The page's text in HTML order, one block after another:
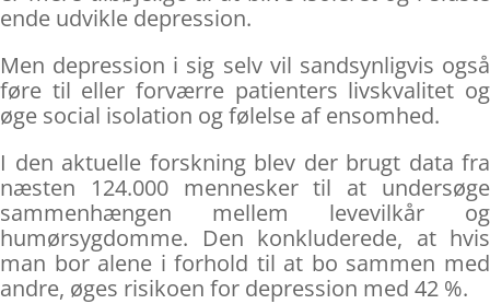
ende udvikle depression.
Men depression i sig selv vil sandsynligvis også
føre til eller forværre patienters livskvalitet og
øge social isolation og følelse af ensomhed.
I den aktuelle forskning blev der brugt data fra
næsten 124.000 mennesker til at undersøge
sammenhængen mellem levevilkår og
humørsygdomme. Den konkluderede, at hvis
man bor alene i forhold til at bo sammen med
andre, øges risikoen for depression med 42 %.